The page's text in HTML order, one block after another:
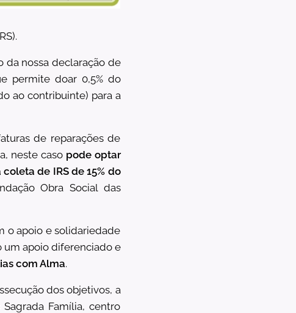
da nossa declaração de
permite doar 0,5% do
ao contribuinte) para a
de reparações de
neste caso pode optar
de IRS de 15% do
Obra Social das
o apoio e solidariedade
um apoio diferenciado e
com Alma.
dos objetivos, a
Família, centro